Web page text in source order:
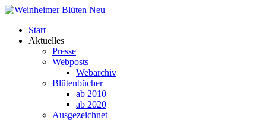
Start
Aktuelles
Presse
Webposts
Webarchiv
Blütenbücher
ab 2010
ab 2020
Ausgezeichnet